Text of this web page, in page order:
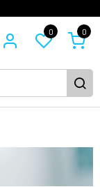
0 0